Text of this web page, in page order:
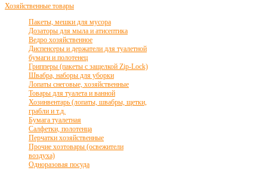
Хозяйственные товары
Пакеты, мешки для мусора
Дозаторы для мыла и атисептика
Ведро хозяйственное
Диспенсеры и держатели для туалетной
бумаги и полотенец
Грипперы (пакеты с защелкой Zip-Lock)
Швабра, наборы для уборки
Лопаты снеговые, хозяйственные
Товары для туалета и ванной
Хозинвентарь (лопаты, швабры, щетки,
грабли и т.д.
Бумага туалетная
Салфетки, полотенца
Перчатки хозяйственные
Прочие хозтовары (освежители
воздуха)
Одноразовая посуда